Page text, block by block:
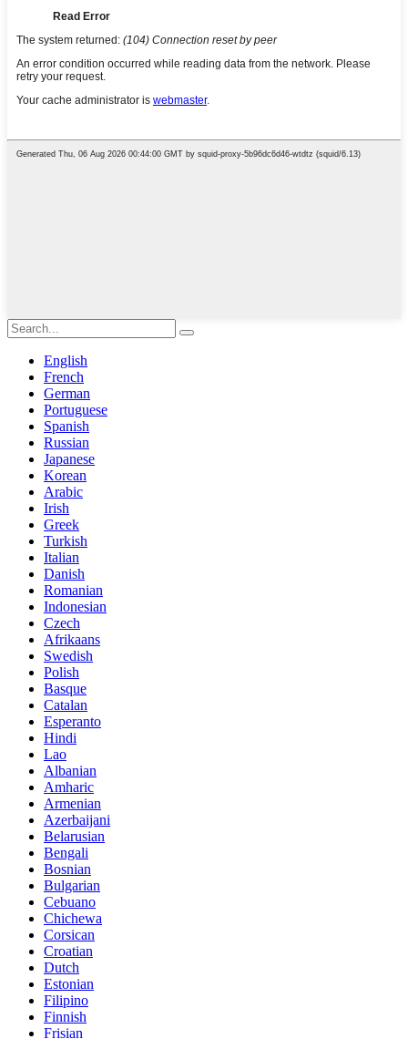
English
French
German
Portuguese
Spanish
Russian
Japanese
Korean
Arabic
Irish
Greek
Turkish
Italian
Danish
Romanian
Indonesian
Czech
Afrikaans
Swedish
Polish
Basque
Catalan
Esperanto
Hindi
Lao
Albanian
Amharic
Armenian
Azerbaijani
Belarusian
Bengali
Bosnian
Bulgarian
Cebuano
Chichewa
Corsican
Croatian
Dutch
Estonian
Filipino
Finnish
Frisian